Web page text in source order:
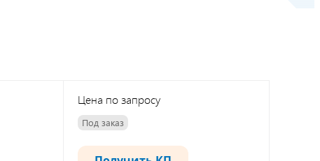
Цена по запросу
Под заказ